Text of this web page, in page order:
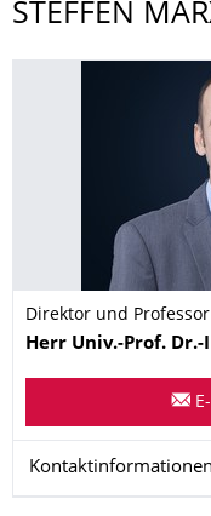
STEFFEN
Direktor und
Name
Herr Univ.-Prof. Dr.-
Kontaktinformationen